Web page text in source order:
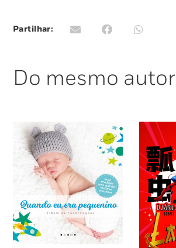
Partilhar:
Do mesmo autor